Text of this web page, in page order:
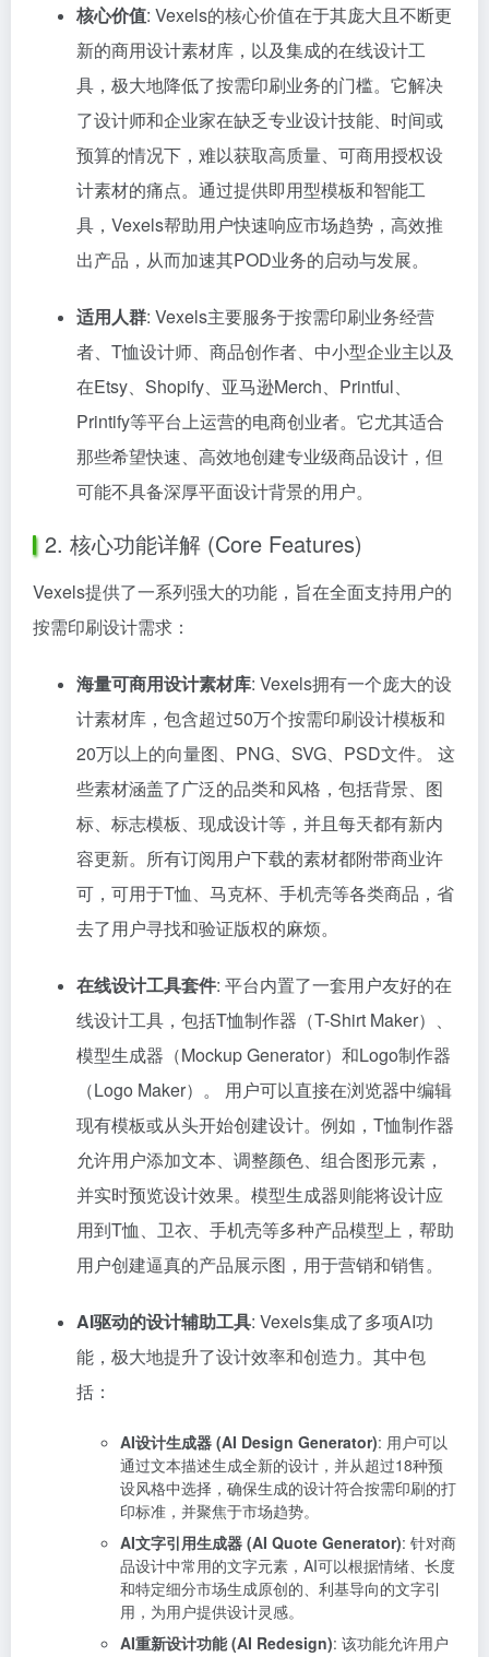
核心价值: Vexels的核心价值在于其庞大且不断更
新的商用设计素材库，以及集成的在线设计工
具，极大地降低了按需印刷业务的门槛。它解决
了设计师和企业家在缺乏专业设计技能、时间或
预算的情况下，难以获取高质量、可商用授权设
计素材的痛点。通过提供即用型模板和智能工
具，Vexels帮助用户快速响应市场趋势，高效推
出产品，从而加速其POD业务的启动与发展。
适用人群: Vexels主要服务于按需印刷业务经营
者、T恤设计师、商品创作者、中小型企业主以及
在Etsy、Shopify、亚马逊Merch、Printful、
Printify等平台上运营的电商创业者。它尤其适合
那些希望快速、高效地创建专业级商品设计，但
可能不具备深厚平面设计背景的用户。
2. 核心功能详解 (Core Features)
Vexels提供了一系列强大的功能，旨在全面支持用户的
按需印刷设计需求：
海量可商用设计素材库: Vexels拥有一个庞大的设
计素材库，包含超过50万个按需印刷设计模板和
20万以上的向量图、PNG、SVG、PSD文件。 这
些素材涵盖了广泛的品类和风格，包括背景、图
标、标志模板、现成设计等，并且每天都有新内
容更新。所有订阅用户下载的素材都附带商业许
可，可用于T恤、马克杯、手机壳等各类商品，省
去了用户寻找和验证版权的麻烦。
在线设计工具套件: 平台内置了一套用户友好的在
线设计工具，包括T恤制作器（T-Shirt Maker）、
模型生成器（Mockup Generator）和Logo制作器
（Logo Maker）。 用户可以直接在浏览器中编辑
现有模板或从头开始创建设计。例如，T恤制作器
允许用户添加文本、调整颜色、组合图形元素，
并实时预览设计效果。模型生成器则能将设计应
用到T恤、卫衣、手机壳等多种产品模型上，帮助
用户创建逼真的产品展示图，用于营销和销售。
AI驱动的设计辅助工具: Vexels集成了多项AI功
能，极大地提升了设计效率和创造力。其中包
括：
AI设计生成器 (AI Design Generator): 用户可以
通过文本描述生成全新的设计，并从超过18种预
设风格中选择，确保生成的设计符合按需印刷的打
印标准，并聚焦于市场趋势。
AI文字引用生成器 (AI Quote Generator): 针对商
品设计中常用的文字元素，AI可以根据情绪、长度
和特定细分市场生成原创的、利基导向的文字引
用，为用户提供设计灵感。
AI重新设计功能 (AI Redesign): 该功能允许用户